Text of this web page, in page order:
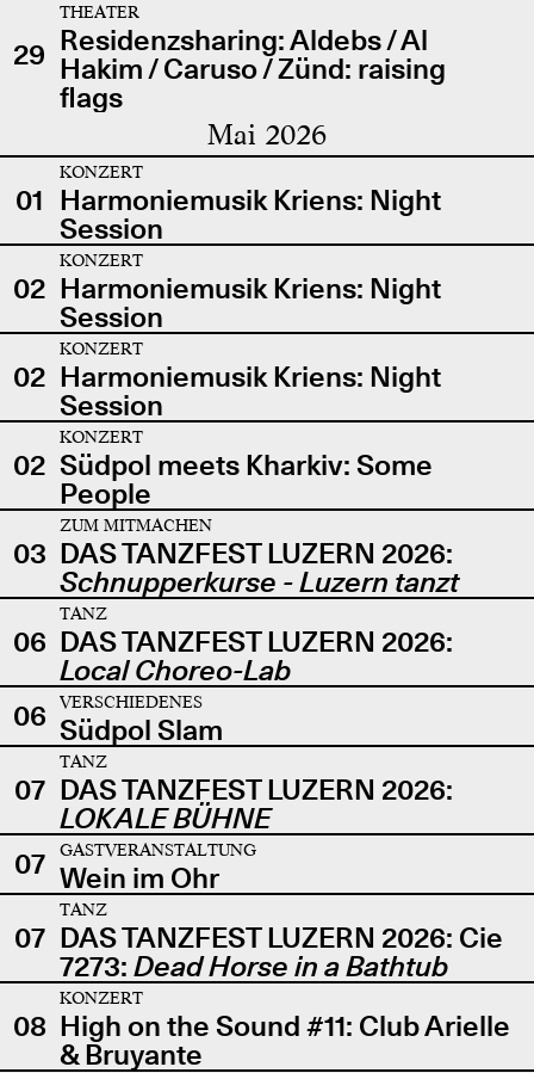
29
THEATER
Residenzsharing: Aldebs / Al
Hakim / Caruso / Zünd: raising
flags
Mai 2026
01
KONZERT
Harmoniemusik Kriens: Night
Session
02
KONZERT
Harmoniemusik Kriens: Night
Session
02
KONZERT
Harmoniemusik Kriens: Night
Session
02
KONZERT
Südpol meets Kharkiv: Some
People
03
ZUM MITMACHEN
DAS TANZFEST LUZERN 2026:
Schnupperkurse - Luzern tanzt
06
TANZ
DAS TANZFEST LUZERN 2026:
Local Choreo-Lab
06
VERSCHIEDENES
Südpol Slam
07
TANZ
DAS TANZFEST LUZERN 2026:
LOKALE BÜHNE
07
GASTVERANSTALTUNG
Wein im Ohr
07
TANZ
DAS TANZFEST LUZERN 2026: Cie
7273: Dead Horse in a Bathtub
08
KONZERT
High on the Sound #11: Club Arielle
& Bruyante